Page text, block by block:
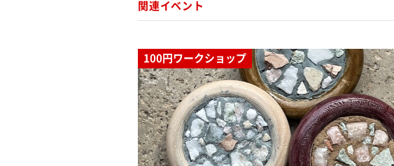
関連イベント
100円ワークショップ